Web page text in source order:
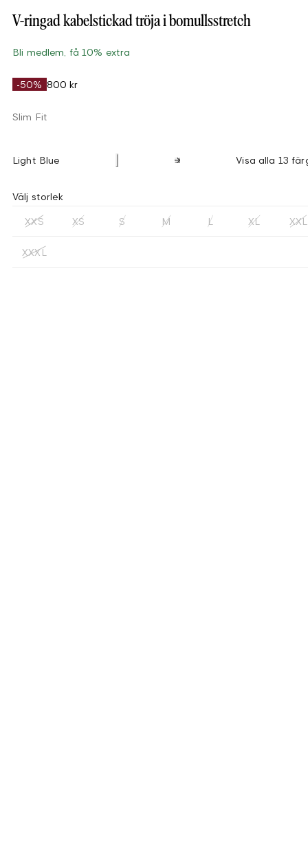
V-ringad kabelstickad tröja i bomullsstretch
Bli medlem, få 10% extra
-50% 800 kr
Slim Fit
Light Blue Visa alla 13
Välj storlek
XXS XS S M L XL XXL
XXXL